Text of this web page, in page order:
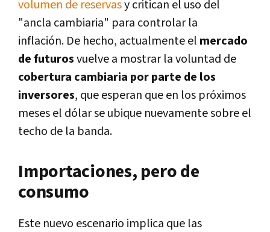
volumen de reservasy critican el uso del
"ancla cambiaria" para controlar la
inflación. De hecho, actualmente el mercado
de futurosvuelve a mostrar la voluntad de
cobertura cambiaria por parte de los
inversores, que esperan que en los próximos
meses el dólar se ubique nuevamente sobre el
techo de la banda.
Importaciones, pero de
consumo
Este nuevo escenario implica que las